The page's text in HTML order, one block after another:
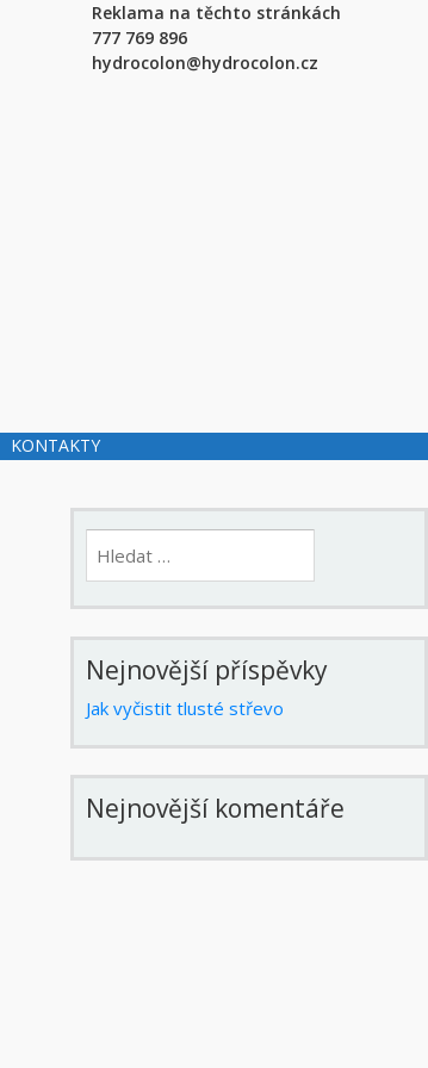
Reklama na těchto stránkách
777 769 896
hydrocolon@hydrocolon.cz
KONTAKTY
Nejnovější příspěvky
Jak vyčistit tlusté střevo
Nejnovější komentáře